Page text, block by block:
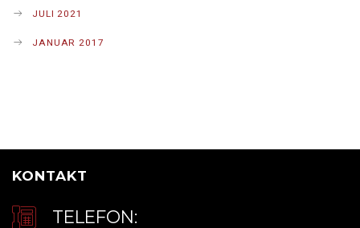
JULI 2021
JANUAR 2017
KONTAKT
TELEFON: